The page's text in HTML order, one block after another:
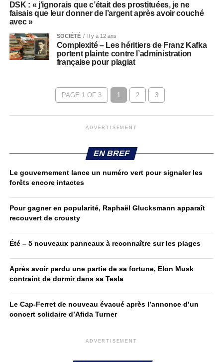
DSK : « j’ignorais que c’était des prostituées, je ne
faisais que leur donner de l’argent après avoir couché
avec »
SOCIÉTÉ Il y a 12 ans
Complexité – Les héritiers de Franz Kafka
portent plainte contre l’administration
française pour plagiat
PAGE 1 OF 3 1 2 3
ADVERTISEMENT
EN BREF
Le gouvernement lance un numéro vert pour signaler les
forêts encore intactes
Pour gagner en popularité, Raphaël Glucksmann apparaît
recouvert de crousty
Été – 5 nouveaux panneaux à reconnaître sur les plages
Après avoir perdu une partie de sa fortune, Elon Musk
contraint de dormir dans sa Tesla
Le Cap-Ferret de nouveau évacué après l’annonce d’un
concert solidaire d’Afida Turner
ADVERTISEMENT